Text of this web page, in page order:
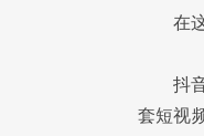
在
抖
套短视